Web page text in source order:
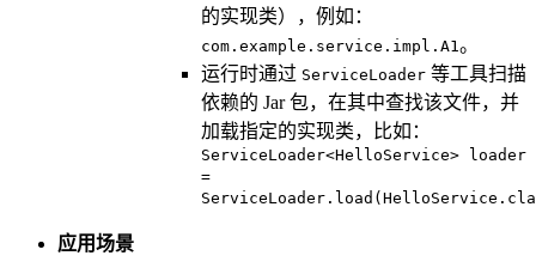
的实现类），例如：
com.example.service.impl.A1。
运行时通过 ServiceLoader 等工具扫描
依赖的 Jar 包，在其中查找该文件，并
加载指定的实现类，比如：
ServiceLoader<HelloService> loader
=
应用场景